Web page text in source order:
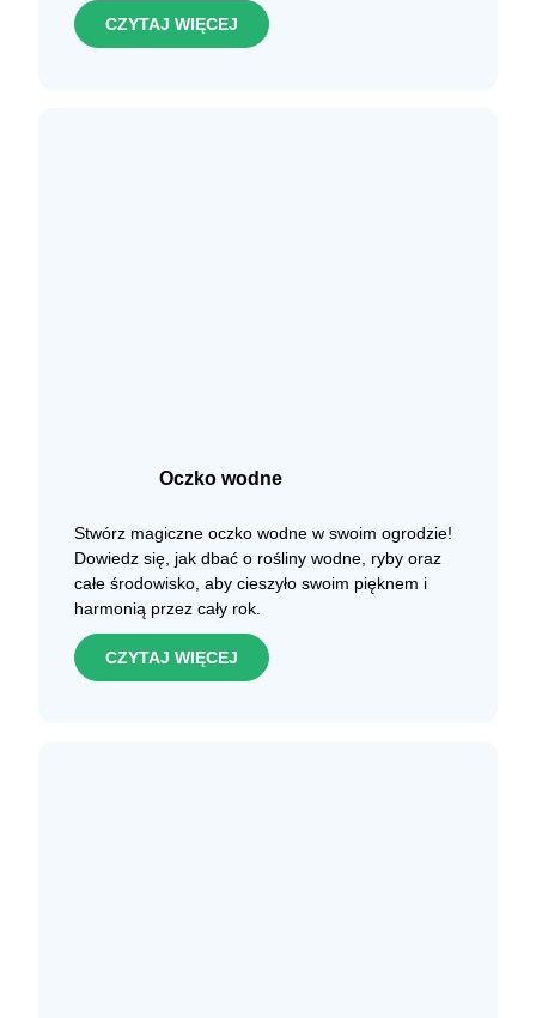
CZYTAJ WIĘCEJ
Oczko wodne
Stwórz magiczne oczko wodne w swoim ogrodzie!
Dowiedz się, jak dbać o rośliny wodne, ryby oraz
całe środowisko, aby cieszyło swoim pięknem i
harmonią przez cały rok.
CZYTAJ WIĘCEJ